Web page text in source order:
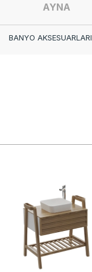
AYNA
BANYO AKSESUARLARI